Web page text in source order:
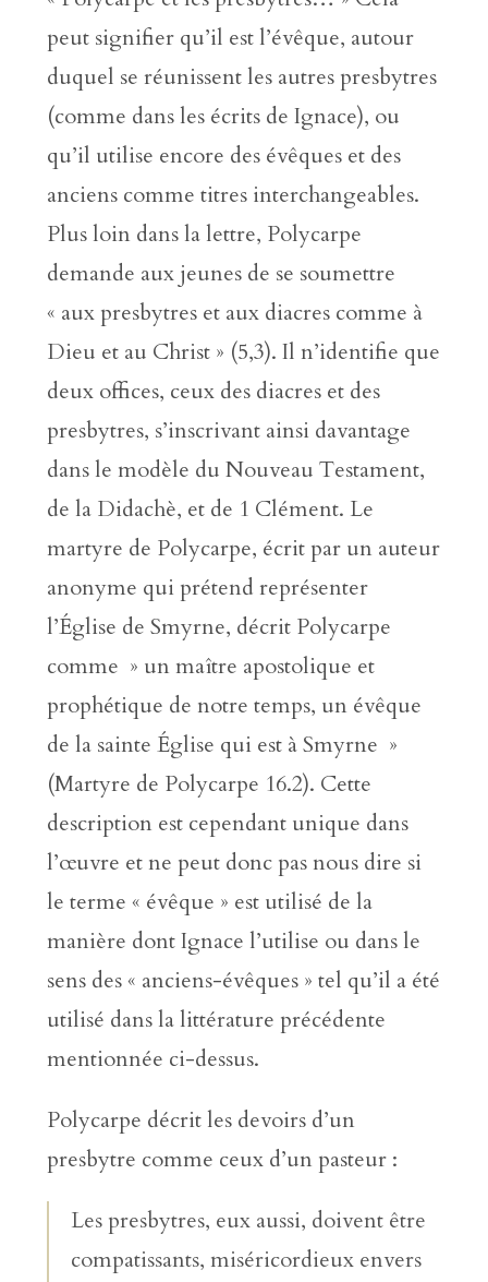
peut signifier qu’il est l’évêque, autour
duquel se réunissent les autres presbytres
(comme dans les écrits de Ignace), ou
qu’il utilise encore des évêques et des
anciens comme titres interchangeables.
Plus loin dans la lettre, Polycarpe
demande aux jeunes de se soumettre
« aux presbytres et aux diacres comme à
Dieu et au Christ » (5,3). Il n’identifie que
deux offices, ceux des diacres et des
presbytres, s’inscrivant ainsi davantage
dans le modèle du Nouveau Testament,
de la Didachè, et de 1 Clément. Le
martyre de Polycarpe, écrit par un auteur
anonyme qui prétend représenter
l’Église de Smyrne, décrit Polycarpe
comme » un maître apostolique et
prophétique de notre temps, un évêque
de la sainte Église qui est à Smyrne »
(Martyre de Polycarpe 16.2). Cette
description est cependant unique dans
l’œuvre et ne peut donc pas nous dire si
le terme « évêque » est utilisé de la
manière dont Ignace l’utilise ou dans le
sens des « anciens-évêques » tel qu’il a été
utilisé dans la littérature précédente
mentionnée ci-dessus.
Polycarpe décrit les devoirs d’un
presbytre comme ceux d’un pasteur :
Les presbytres, eux aussi, doivent être
compatissants, miséricordieux envers